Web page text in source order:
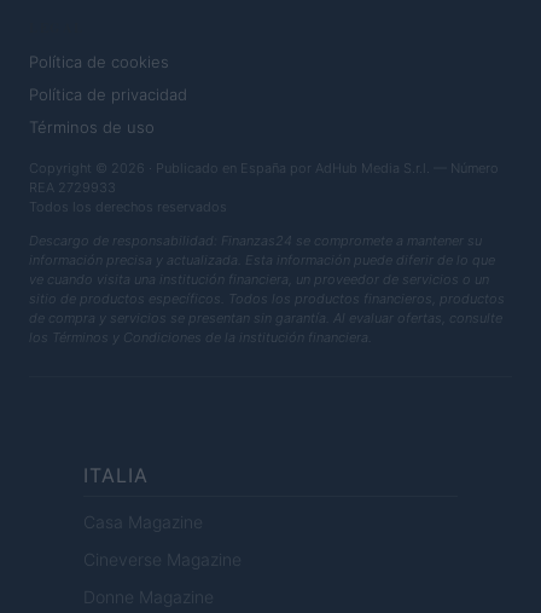
Política de cookies
Política de privacidad
Términos de uso
Copyright © 2026 · Publicado en España por AdHub Media S.r.l. — Número
REA 2729933
Todos los derechos reservados
Descargo de responsabilidad: Finanzas24 se compromete a mantener su
información precisa y actualizada. Esta información puede diferir de lo que
ve cuando visita una institución financiera, un proveedor de servicios o un
sitio de productos específicos. Todos los productos financieros, productos
de compra y servicios se presentan sin garantía. Al evaluar ofertas, consulte
los Términos y Condiciones de la institución financiera.
ITALIA
Casa Magazine
Cineverse Magazine
Donne Magazine